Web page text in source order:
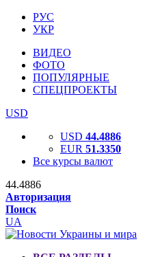
РУС
УКР
ВИДЕО
ФОТО
ПОПУЛЯРНЫЕ
СПЕЦПРОЕКТЫ
USD
USD 44.4886
EUR 51.3350
Все курсы валют
44.4886
Авторизация
Поиск
UA